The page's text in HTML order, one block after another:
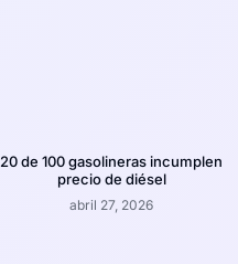
20 de 100 gasolineras incumplen
precio de diésel
abril 27, 2026